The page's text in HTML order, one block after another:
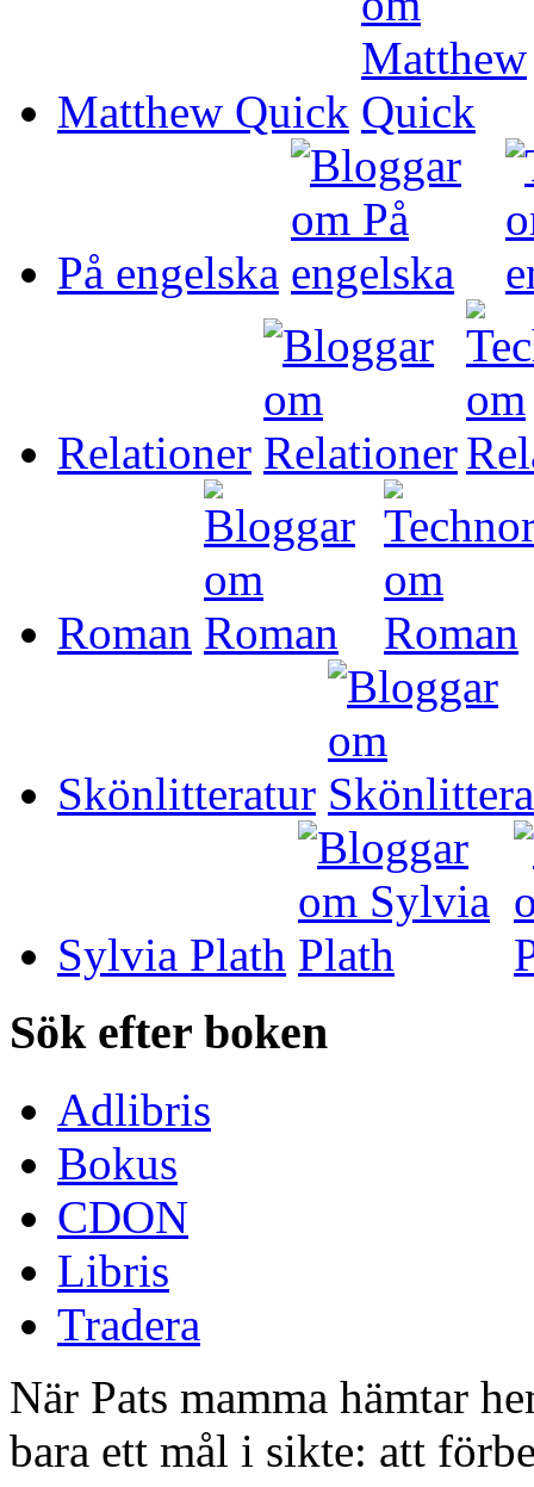
Matthew Quick
På engelska
Relationer
Roman
Skönlitteratur
Sylvia Plath
Sök efter boken
Adlibris
Bokus
CDON
Libris
Tradera
När Pats mamma hämtar
bara ett mål i sikte: att